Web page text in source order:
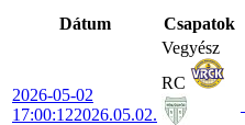
Dátum Csapatok
2026-05-02
17:00:122026.05.02.
Vegyész
RC